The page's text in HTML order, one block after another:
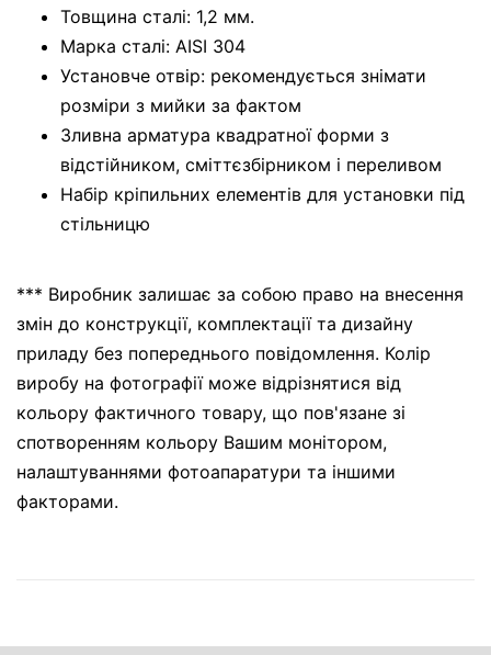
Товщина сталі: 1,2 мм.
Марка сталі: AISI 304
Установче отвір: рекомендується знімати
розміри з мийки за фактом
Зливна арматура квадратної форми з
відстійником, сміттєзбірником і переливом
Набір кріпильних елементів для установки під
стільницю
*** Виробник залишає за собою право на внесення
змін до конструкції, комплектації та дизайну
приладу без попереднього повідомлення. Колір
виробу на фотографії може відрізнятися від
кольору фактичного товару, що пов'язане зі
спотворенням кольору Вашим монітором,
налаштуваннями фотоапаратури та іншими
факторами.